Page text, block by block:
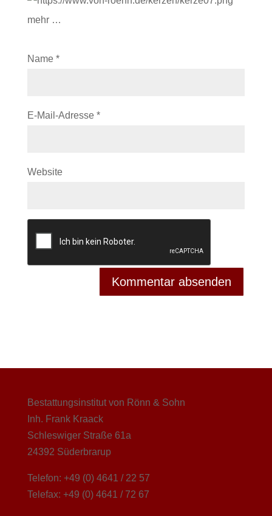
mehr …
Name *
E-Mail-Adresse *
Website
Bestattungsinstitut von Rönn & Sohn
Inh. Frank Kraack
Schleswiger Straße 61a
24392 Süderbrarup
Telefon: +49 (0) 4641 / 22 57
Telefax: +49 (0) 4641 / 72 67